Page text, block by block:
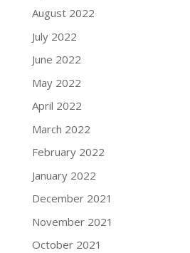
August 2022
July 2022
June 2022
May 2022
April 2022
March 2022
February 2022
January 2022
December 2021
November 2021
October 2021